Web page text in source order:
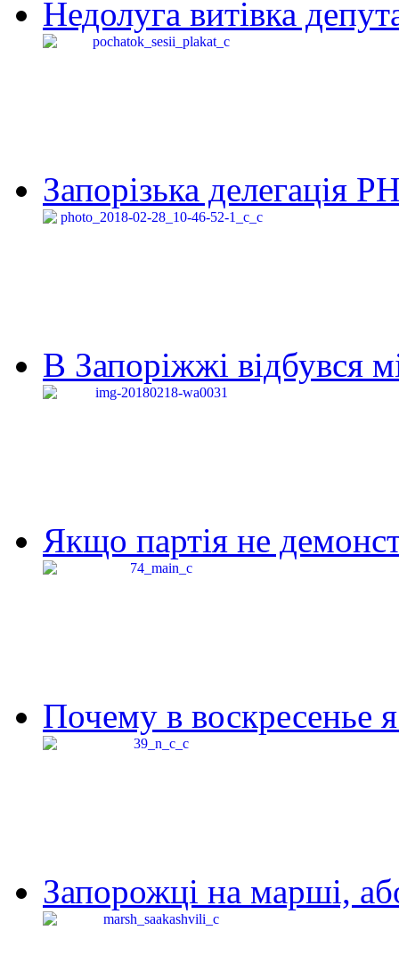
Недолуга витівка
Запорізька делегація
В Запоріжжі відбувся
Якщо партія не
Почему в воскресенье
Запорожці на марші,